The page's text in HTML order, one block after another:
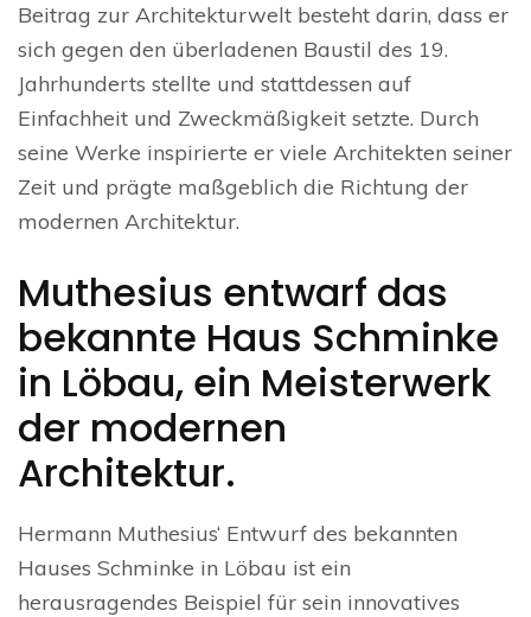
Beitrag zur Architekturwelt besteht darin, dass er
sich gegen den überladenen Baustil des 19.
Jahrhunderts stellte und stattdessen auf
Einfachheit und Zweckmäßigkeit setzte. Durch
seine Werke inspirierte er viele Architekten seiner
Zeit und prägte maßgeblich die Richtung der
modernen Architektur.
Muthesius entwarf das
bekannte Haus Schminke
in Löbau, ein Meisterwerk
der modernen
Architektur.
Hermann Muthesius‘ Entwurf des bekannten
Hauses Schminke in Löbau ist ein
herausragendes Beispiel für sein innovatives